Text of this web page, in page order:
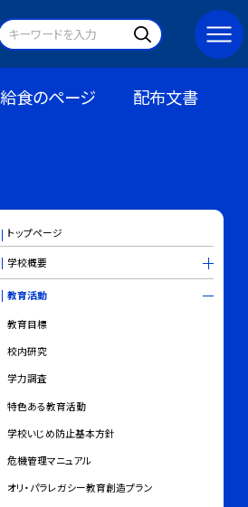
給食のページ 配布文書
トップページ
学校概要
教育活動
教育目標
校内研究
学力調査
特色ある教育活動
学校いじめ防止基本方針
危機管理マニュアル
オリ・パラレガシー教育創造プラン